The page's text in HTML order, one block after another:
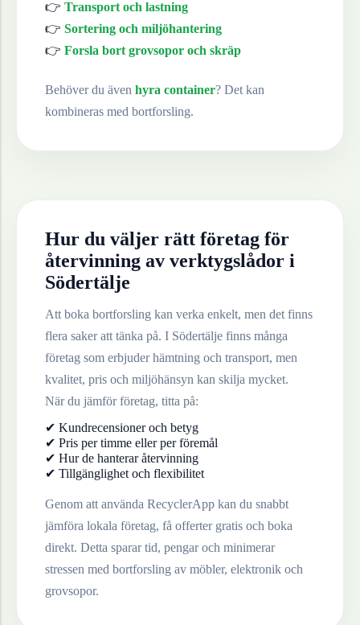
👉 Transport och lastning
👉 Sortering och miljöhantering
👉 Forsla bort grovsopor och skräp
Behöver du även hyra container? Det kan
kombineras med bortforsling.
Hur du väljer rätt företag för
återvinning av verktygslådor i
Södertälje
Att boka bortforsling kan verka enkelt, men det finns
flera saker att tänka på. I Södertälje finns många
företag som erbjuder hämtning och transport, men
kvalitet, pris och miljöhänsyn kan skilja mycket.
När du jämför företag, titta på:
✔ Kundrecensioner och betyg
✔ Pris per timme eller per föremål
✔ Hur de hanterar återvinning
✔ Tillgänglighet och flexibilitet
Genom att använda RecyclerApp kan du snabbt
jämföra lokala företag, få offerter gratis och boka
direkt. Detta sparar tid, pengar och minimerar
stressen med bortforsling av möbler, elektronik och
grovsopor.